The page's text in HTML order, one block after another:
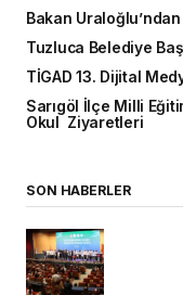
Bakan
Tuzluca Belediye
TİGAD 13. Dijital
Sarıgöl İlçe Milli
Okul Ziyaretleri
SON HABERLER